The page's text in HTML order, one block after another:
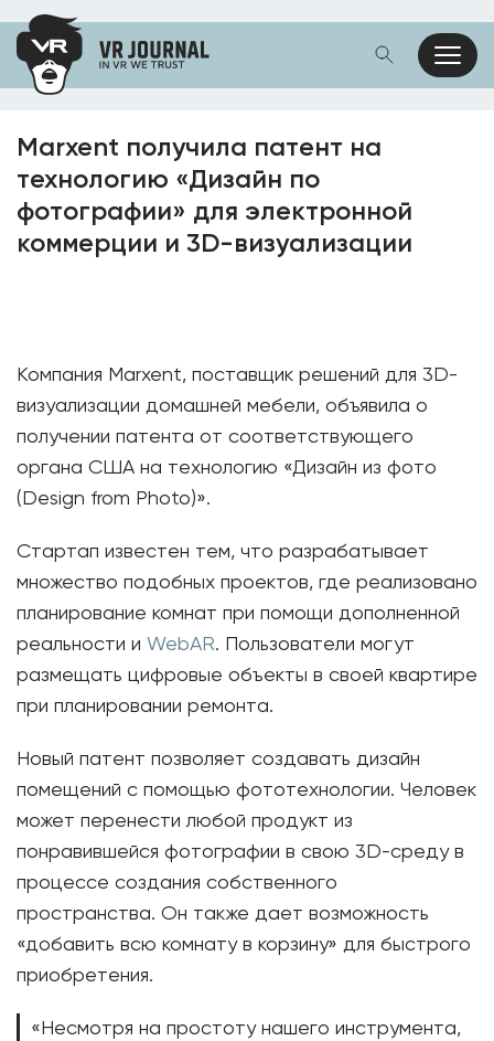
Marxent получила патент на
технологию «Дизайн по
фотографии» для электронной
коммерции и 3D-визуализации
Компания Marxent, поставщик решений для 3D-
визуализации домашней мебели, объявила о
получении патента от соответствующего
органа США на технологию «Дизайн из фото
(Design from Photo)».
Стартап известен тем, что разрабатывает
множество подобных проектов, где реализовано
планирование комнат при помощи дополненной
реальности и WebAR. Пользователи могут
размещать цифровые объекты в своей квартире
при планировании ремонта.
Новый патент позволяет создавать дизайн
помещений с помощью фототехнологии. Человек
может перенести любой продукт из
понравившейся фотографии в свою 3D-среду в
процессе создания собственного
пространства. Он также дает возможность
«добавить всю комнату в корзину» для быстрого
приобретения.
«Несмотря на простоту нашего инструмента,